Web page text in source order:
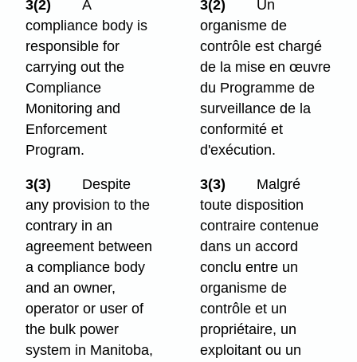
3(2)
A
compliance body is
responsible for
carrying out the
Compliance
Monitoring and
Enforcement
Program.
3(2)
Un
organisme de
contrôle est chargé
de la mise en œuvre
du Programme de
surveillance de la
conformité et
d'exécution.
3(3)
Despite
any provision to the
contrary in an
agreement between
a compliance body
and an owner,
operator or user of
the bulk power
system in Manitoba,
3(3)
Malgré
toute disposition
contraire contenue
dans un accord
conclu entre un
organisme de
contrôle et un
propriétaire, un
exploitant ou un